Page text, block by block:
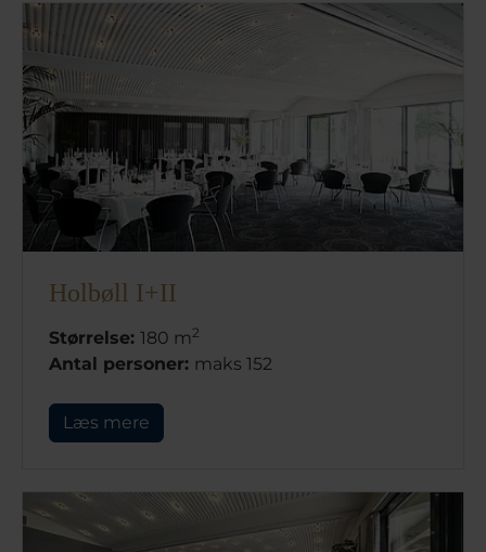
Holbøll I+II
Størrelse: 180 m2
Antal personer: maks 152
Læs mere